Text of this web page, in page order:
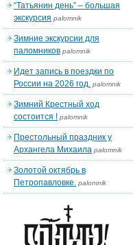
“Татьянин день” – большая
экскурсия palomnik
Зимние экскурсии для
паломников palomnik
Идет запись в поездки по
России на 2026 год. palomnik
Зимний Крестный ход
состоится ! palomnik
Престольный праздник у
Архангела Михаила palomnik
Золотой октябрь в
Петропавловке. palomnik